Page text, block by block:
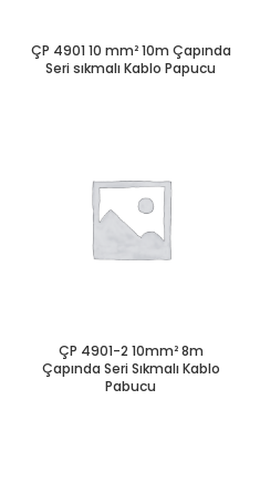
ÇP 4901 10 mm² 10m Çapında
Seri sıkmalı Kablo Papucu
ÇP 4901-2 10mm² 8m
Çapında Seri Sıkmalı Kablo
Pabucu